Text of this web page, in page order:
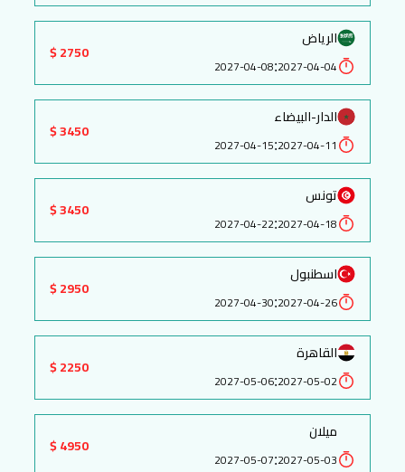
الرياض
2027-04-04
:
2027-04-08
2750 $
الدار-البيضاء
2027-04-11
:
2027-04-15
3450 $
تونس
2027-04-18
:
2027-04-22
3450 $
اسطنبول
2027-04-26
:
2027-04-30
2950 $
القاهرة
2027-05-02
:
2027-05-06
2250 $
ميلان
2027-05-03
:
2027-05-07
4950 $